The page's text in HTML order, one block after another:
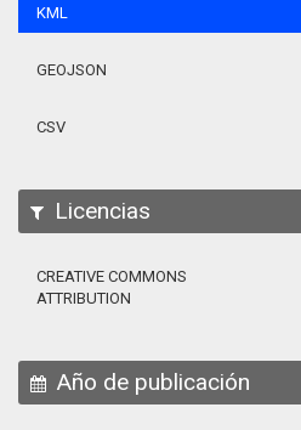
KML
GEOJSON
CSV
Licencias
CREATIVE COMMONS
ATTRIBUTION
Año de publicación